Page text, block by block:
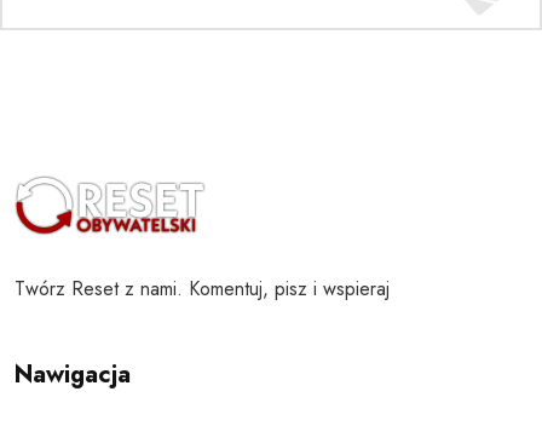
Twórz Reset z nami. Komentuj, pisz i wspieraj
Nawigacja